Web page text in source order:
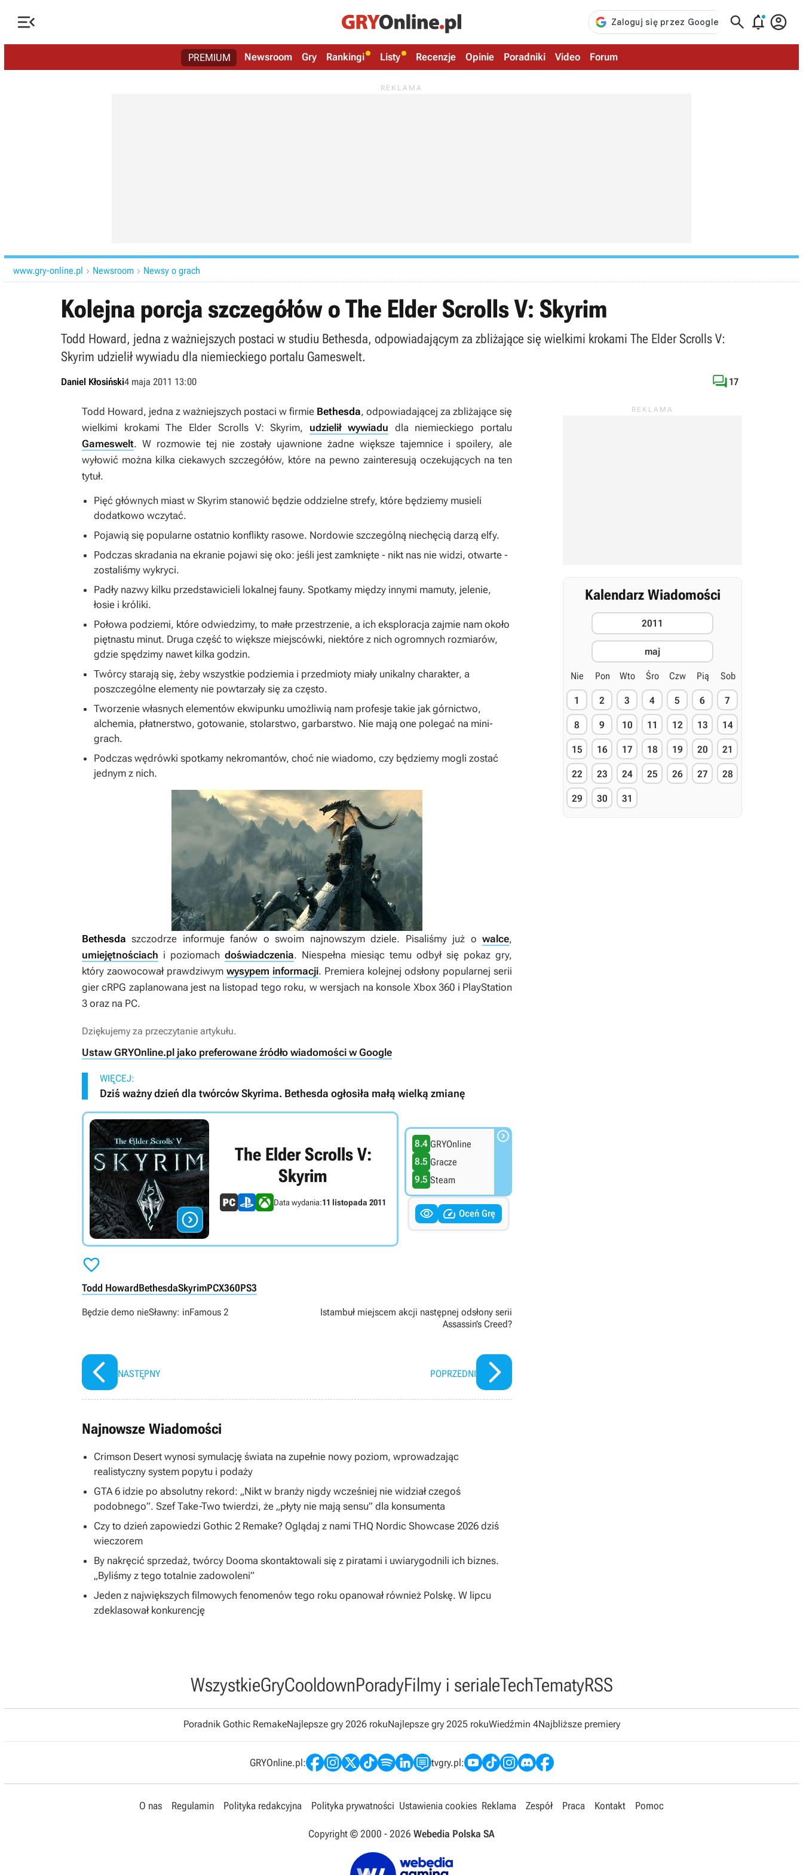
   
PREMIUM Newsroom Gry Rankingi Listy Recenzje Opinie Poradniki Video Forum
www.gry-online.pl  Newsroom  Newsy o grach
Kolejna porcja szczegółów o The Elder Scrolls V: Skyrim
Todd Howard, jedna z ważniejszych postaci w studiu Bethesda, odpowiadającym za zbliżające się wielkimi krokami The Elder Scrolls V:
Skyrim udzielił wywiadu dla niemieckiego portalu Gameswelt.
Daniel Kłosiński4 maja 2011 13:00  17
Todd Howard, jedna z ważniejszych postaci w firmie Bethesda, odpowiadającej za zbliżające się
wielkimi krokamiThe Elder Scrolls V: Skyrim, udzielił wywiadu dla niemieckiego portalu
Gameswelt. W rozmowie tej nie zostały ujawnione żadne większe tajemnice i spoilery, ale
wyłowić można kilka ciekawych szczegółów, które na pewno zainteresują oczekujących na ten
tytuł.
Pięć głównych miast w Skyrim stanowić będzie oddzielne strefy, które będziemy musieli
dodatkowo wczytać.
Pojawią się popularne ostatnio konflikty rasowe. Nordowie szczególną niechęcią darzą elfy.
Podczas skradania na ekranie pojawi się oko: jeśli jest zamknięte - nikt nas nie widzi, otwarte -
zostaliśmy wykryci.
Padły nazwy kilku przedstawicieli lokalnej fauny. Spotkamy między innymi mamuty, jelenie,
łosie i króliki.
Połowa podziemi, które odwiedzimy, to małe przestrzenie, a ich eksploracja zajmie nam około
piętnastu minut. Druga część to większe miejscówki, niektóre z nich ogromnych rozmiarów,
gdzie spędzimy nawet kilka godzin.
Twórcy starają się, żeby wszystkie podziemia i przedmioty miały unikalny charakter, a
poszczególne elementy nie powtarzały się za często.
Tworzenie własnych elementów ekwipunku umożliwią nam profesje takie jak górnictwo,
alchemia, płatnerstwo, gotowanie, stolarstwo, garbarstwo. Nie mają one polegać na mini-
grach.
Podczas wędrówki spotkamy nekromantów, choć nie wiadomo, czy będziemy mogli zostać
jednym z nich.
Bethesda szczodrze informuje fanów o swoim najnowszym dziele. Pisaliśmy już o walce,
umiejętnościach i poziomach doświadczenia. Niespełna miesiąc temu odbył się pokaz gry,
który zaowocował prawdziwym wysypem informacji. Premiera kolejnej odsłony popularnej serii
gier cRPG zaplanowana jest na listopad tego roku, w wersjach na konsole Xbox 360 i PlayStation
3 oraz na PC.
Dziękujemy za przeczytanie artykułu.
Ustaw GRYOnline.pl jako preferowane źródło wiadomości w Google
WIĘCEJ:
Dziś ważny dzień dla twórców Skyrima. Bethesda ogłosiła małą wielką zmianę

The Elder Scrolls V:
Skyrim
Data wydania:11 listopada 2011
8.4 GRYOnline
8.5 Gracze
9.5 Steam

  Oceń Grę

Todd HowardBethesdaSkyrimPCX360PS3
Będzie demo nieSławny: inFamous 2
NASTĘPNY
Istambuł miejscem akcji następnej odsłony serii
Assassin’s Creed?
POPRZEDNI
Najnowsze Wiadomości
Crimson Desert wynosi symulację świata na zupełnie nowy poziom, wprowadzając
realistyczny system popytu i podaży
GTA 6 idzie po absolutny rekord: „Nikt w branży nigdy wcześniej nie widział czegoś
podobnego”. Szef Take-Two twierdzi, że „płyty nie mają sensu” dla konsumenta
Czy to dzień zapowiedzi Gothic 2 Remake? Oglądaj z nami THQ Nordic Showcase 2026 dziś
wieczorem
By nakręcić sprzedaż, twórcy Dooma skontaktowali się z piratami i uwiarygodnili ich biznes.
„Byliśmy z tego totalnie zadowoleni”
Jeden z największych filmowych fenomenów tego roku opanował również Polskę. W lipcu
zdeklasował konkurencję
Kalendarz Wiadomości
2011
maj
Nie Pon Wto Śro Czw Pią Sob
1 2 3 4 5 6 7
8 9 10 11 12 13 14
15 16 17 18 19 20 21
22 23 24 25 26 27 28
29 30 31
WszystkieGryCooldownPoradyFilmy i serialeTechTematyRSS
Poradnik Gothic RemakeNajlepsze gry 2026 rokuNajlepsze gry 2025 rokuWiedźmin 4Najbliższe premiery
GRYOnline.pl: tvgry.pl:
O nas Regulamin Polityka redakcyjna Polityka prywatności Ustawienia cookies Reklama Zespół Praca Kontakt Pomoc
Copyright © 2000 - 2026 Webedia Polska SA